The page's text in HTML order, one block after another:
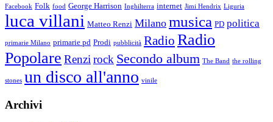
Facebook Folk food George Harrison Inghilterra internet Jimi Hendrix Liguria
luca villani Matteo Renzi Milano musica PD politica
primarie Milano primarie pd Prodi pubblicità Radio Radio
Popolare Renzi rock Secondo album The Band the rolling
stones un disco all'anno vinile
Archivi